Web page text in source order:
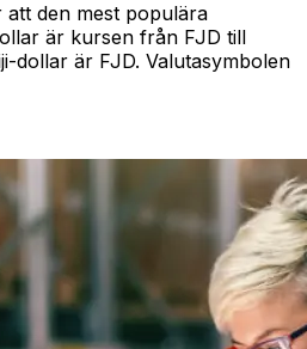
den mest populära
är kursen från FJD till
dollar är FJD. Valutasymbolen